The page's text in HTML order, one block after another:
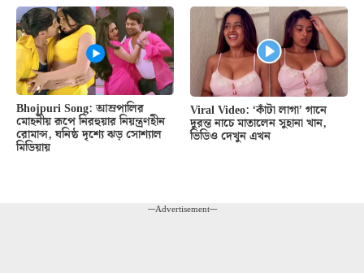
Bhojpuri Song: আম্রপালির
মোহনীয় রূপে নিরহুয়ার নিয়ন্ত্রণহীন
রোমান্স, ঘনিষ্ঠ দৃশ্যে ঝড় সোশ্যাল
মিডিয়ায়
Viral Video: ‘কাঁটা লাগা’ গানে
দুরন্ত নাচে মাতালেন সুহানা খান,
ভিডিও দেখুন এখন
---Advertisement---